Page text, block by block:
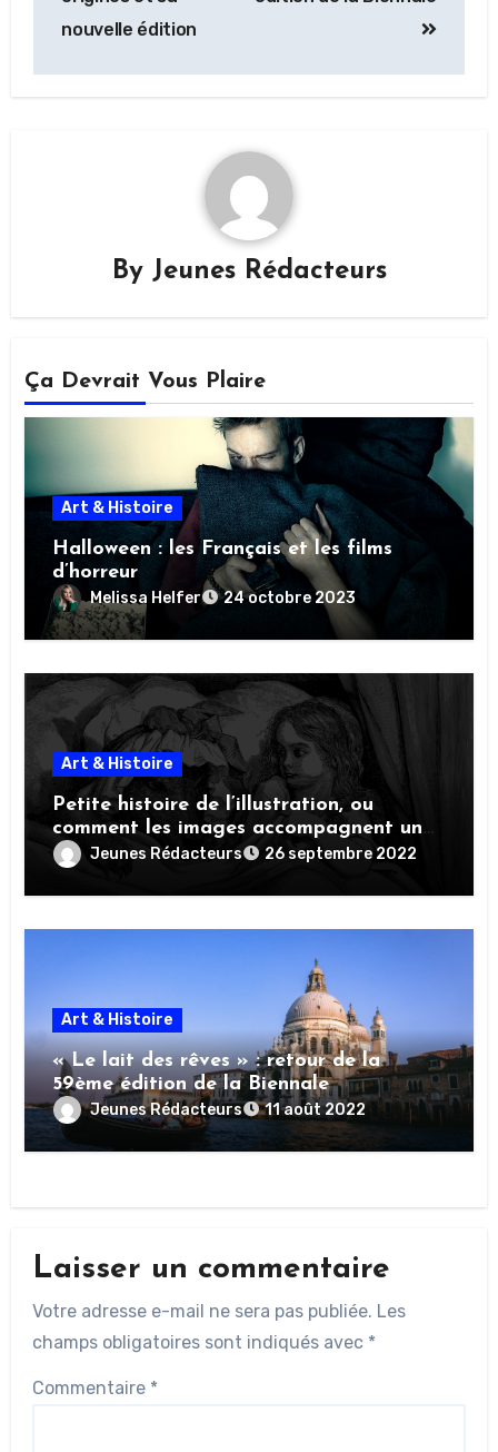
nouvelle édition
By Jeunes Rédacteurs
Ça Devrait Vous Plaire
Art & Histoire
Halloween : les Français et les films
d’horreur
Melissa Helfer 24 octobre 2023
Art & Histoire
Petite histoire de l’illustration, ou
comment les images accompagnent un
texteJeunes Rédacteurs 26 septembre 2022
Art & Histoire
« Le lait des rêves » : retour de la
59ème édition de la Biennale
Jeunes Rédacteurs 11 août 2022
Laisser un commentaire
Votre adresse e-mail ne sera pas publiée. Les
champs obligatoires sont indiqués avec *
Commentaire *